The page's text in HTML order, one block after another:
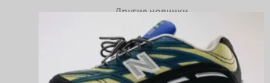
Другие новинки